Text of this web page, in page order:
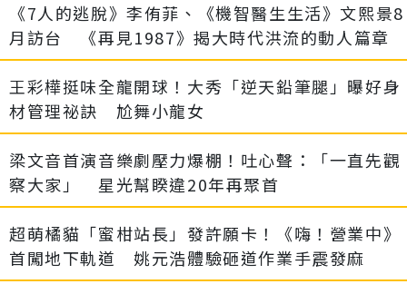
《7人的逃脫》李侑菲、《機智醫生生活》文熙景8
月訪台 《再見1987》揭大時代洪流的動人篇章
王彩樺挺味全龍開球！大秀「逆天鉛筆腿」曝好身
材管理祕訣 尬舞小龍女
梁文音首演音樂劇壓力爆棚！吐心聲：「一直先觀
察大家」 星光幫睽違20年再聚首
超萌橘貓「蜜柑站長」發許願卡！《嗨！營業中》
首闖地下軌道 姚元浩體驗砸道作業手震發麻